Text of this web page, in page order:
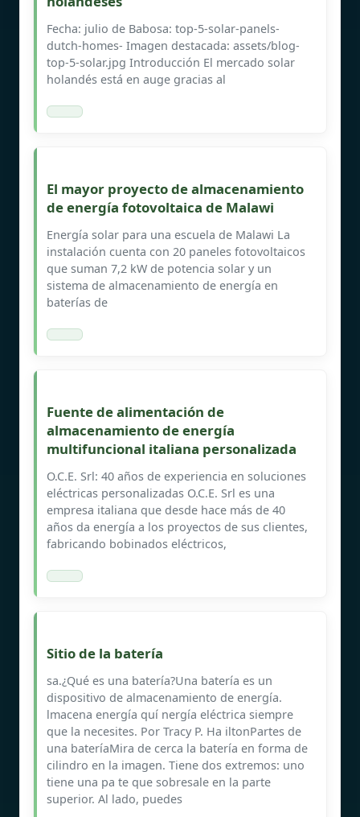
Fecha: julio de Babosa: top-5-solar-panels-
dutch-homes- Imagen destacada: assets/blog-
top-5-solar.jpg Introducción El mercado solar
holandés está en auge gracias al
El mayor proyecto de almacenamiento
de energía fotovoltaica de Malawi
Energía solar para una escuela de Malawi La
instalación cuenta con 20 paneles fotovoltaicos
que suman 7,2 kW de potencia solar y un
sistema de almacenamiento de energía en
baterías de
Fuente de alimentación de
almacenamiento de energía
multifuncional italiana personalizada
O.C.E. Srl: 40 años de experiencia en soluciones
eléctricas personalizadas O.C.E. Srl es una
empresa italiana que desde hace más de 40
años da energía a los proyectos de sus clientes,
fabricando bobinados eléctricos,
Sitio de la batería
sa.¿Qué es una batería?Una batería es un
dispositivo de almacenamiento de energía.
lmacena energía quí nergía eléctrica siempre
que la necesites. Por Tracy P. Ha iltonPartes de
una bateríaMira de cerca la batería en forma de
cilindro en la imagen. Tiene dos extremos: uno
tiene una pa te que sobresale en la parte
superior. Al lado, puedes